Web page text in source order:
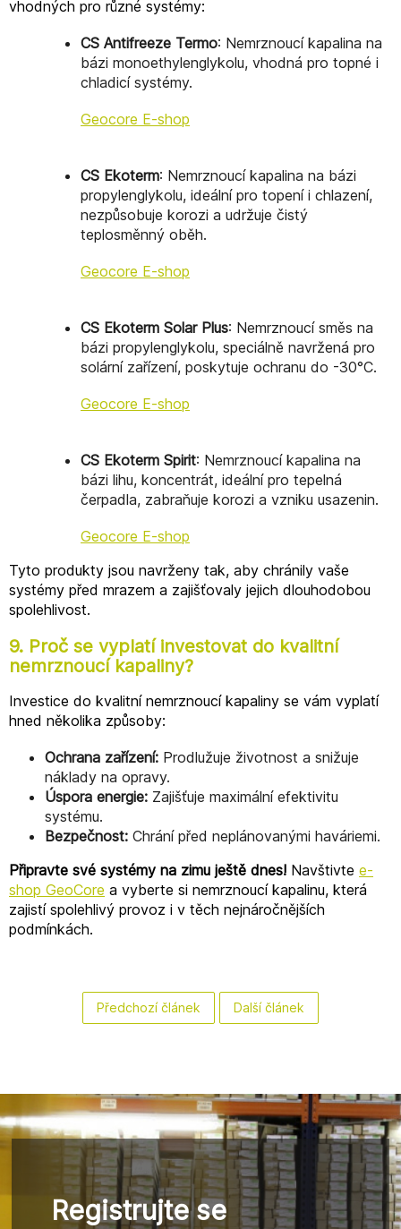
vhodných pro různé systémy:
CS Antifreeze Termo: Nemrznoucí kapalina na
bázi monoethylenglykolu, vhodná pro topné i
chladicí systémy.
Geocore E-shop
CS Ekoterm: Nemrznoucí kapalina na bázi
propylenglykolu, ideální pro topení i chlazení,
nezpůsobuje korozi a udržuje čistý
teplosměnný oběh.
Geocore E-shop
CS Ekoterm Solar Plus: Nemrznoucí směs na
bázi propylenglykolu, speciálně navržená pro
solární zařízení, poskytuje ochranu do -30°C.
Geocore E-shop
CS Ekoterm Spirit: Nemrznoucí kapalina na
bázi lihu, koncentrát, ideální pro tepelná
čerpadla, zabraňuje korozi a vzniku usazenin.
Geocore E-shop
Tyto produkty jsou navrženy tak, aby chránily vaše
systémy před mrazem a zajišťovaly jejich dlouhodobou
spolehlivost.
9. Proč se vyplatí investovat do kvalitní
nemrznoucí kapaliny?
Investice do kvalitní nemrznoucí kapaliny se vám vyplatí
hned několika způsoby:
Ochrana zařízení: Prodlužuje životnost a snižuje
náklady na opravy.
Úspora energie: Zajišťuje maximální efektivitu
systému.
Bezpečnost: Chrání před neplánovanými haváriemi.
Připravte své systémy na zimu ještě dnes! Navštivte e-
shop GeoCore a vyberte si nemrznoucí kapalinu, která
zajistí spolehlivý provoz i v těch nejnáročnějších
podmínkách.
Předchozí článek Další článek
Registrujte se